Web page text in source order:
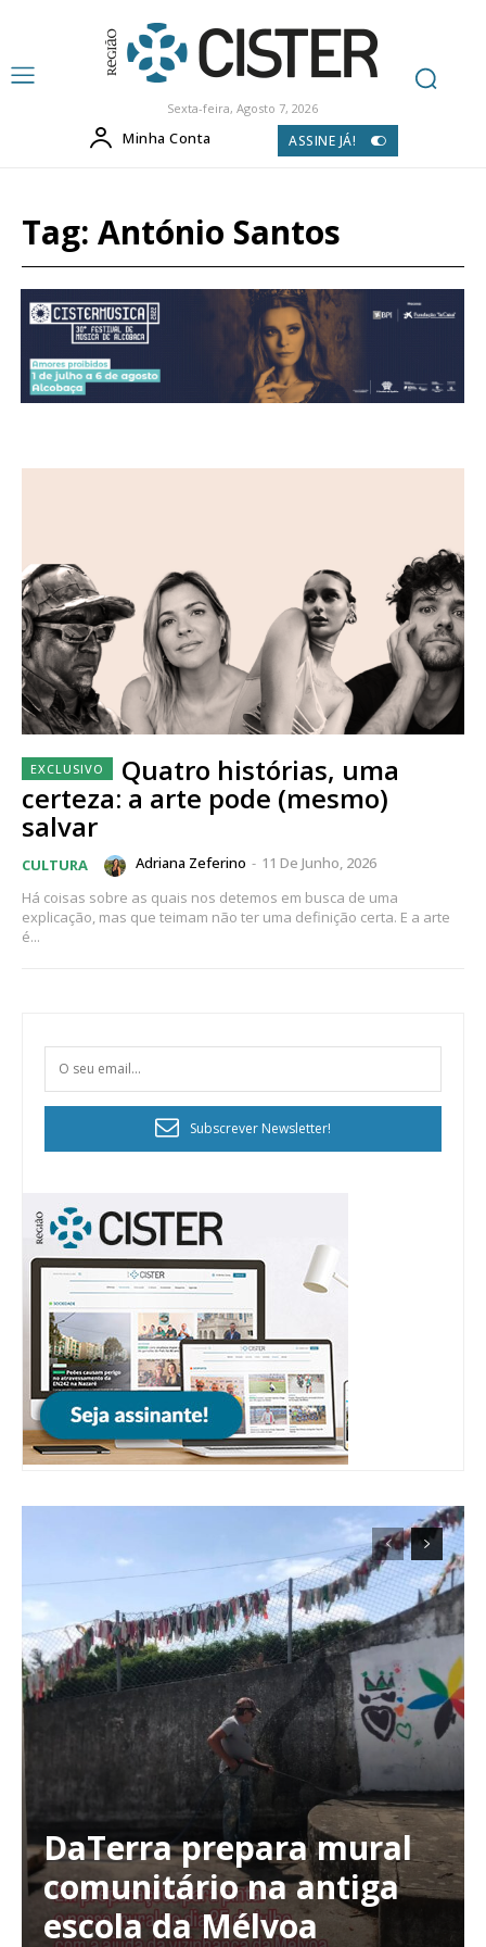
Planos de Assinatura
Faça-se assinante do Região de Cister e ajude-nos a manter este serviço
Sexta-feira, Agosto 7, 2026
Minha Conta ASSINE JÁ!
Tag: António Santos
Quatro histórias, uma
certeza: a arte pode (mesmo)
salvar
CULTURA Adriana Zeferino - 11 De Junho, 2026
Há coisas sobre as quais nos detemos em busca de uma
explicação, mas que teimam não ter uma definição certa. E a arte
é...
Subscrever Newsletter!
DaTerra prepara mural
comunitário na antiga
escola da Mélvoa